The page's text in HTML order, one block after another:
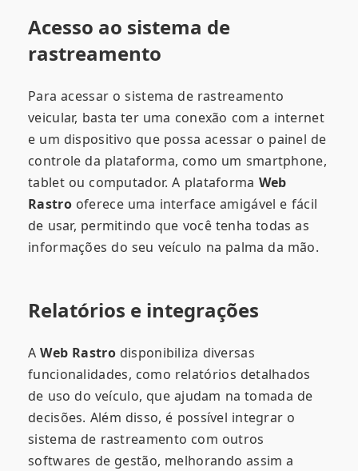
Acesso ao sistema de
rastreamento
Para acessar o sistema de rastreamento
veicular, basta ter uma conexão com a internet
e um dispositivo que possa acessar o painel de
controle da plataforma, como um smartphone,
tablet ou computador. A plataforma Web
Rastrooferece uma interface amigável e fácil
de usar, permitindo que você tenha todas as
informações do seu veículo na palma da mão.
Relatórios e integrações
AWeb Rastrodisponibiliza diversas
funcionalidades, como relatórios detalhados
de uso do veículo, que ajudam na tomada de
decisões. Além disso, é possível integrar o
sistema de rastreamento com outros
softwares de gestão, melhorando assim a